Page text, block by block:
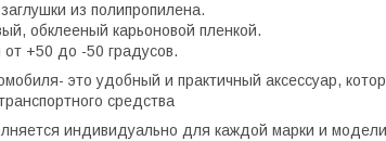
из полипропилена.
обклееный карьоновой пленкой.
от +50 до -50 градусов.
это удобный и практичный аксессуар,
средства
индивидуально для каждой марки и